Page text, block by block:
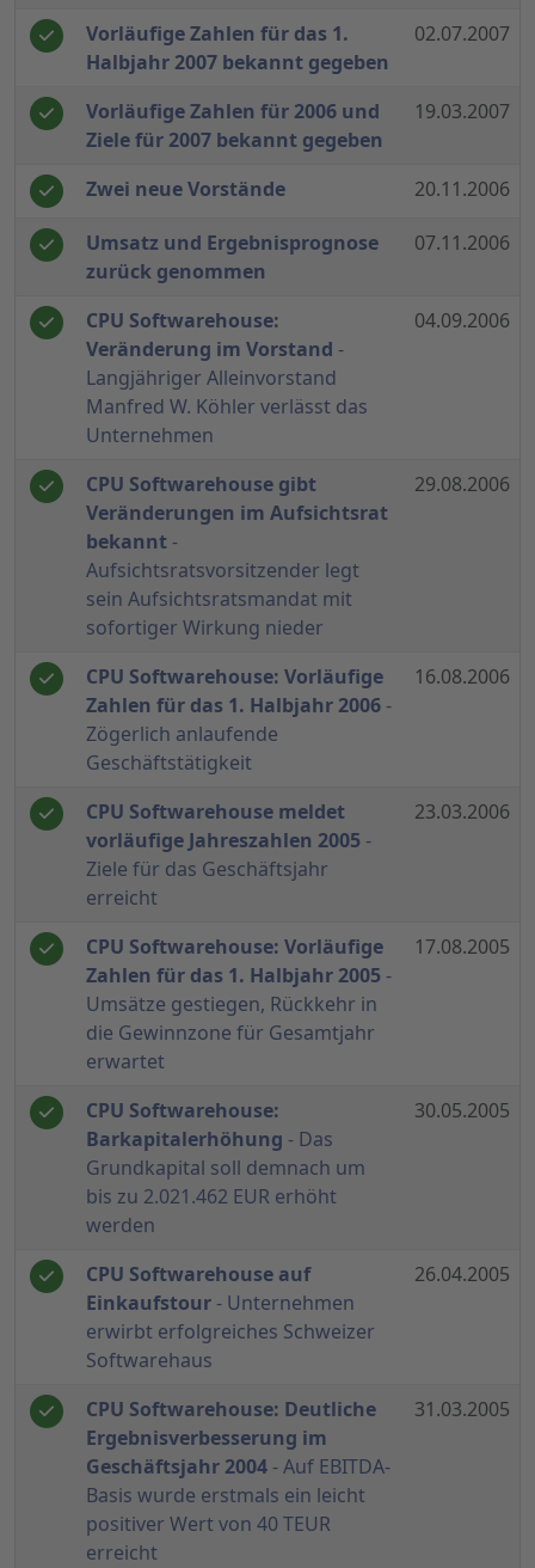
Vorläufige Zahlen für das 1.
Halbjahr 2007 bekannt gegeben
02.07.2007
Vorläufige Zahlen für 2006 und
Ziele für 2007 bekannt gegeben
19.03.2007
Zwei neue Vorstände 20.11.2006
Umsatz und Ergebnisprognose
zurück genommen
07.11.2006
CPU Softwarehouse:
Veränderung im Vorstand -
Langjähriger Alleinvorstand
Manfred W. Köhler verlässt das
Unternehmen
04.09.2006
CPU Softwarehouse gibt
Veränderungen im Aufsichtsrat
bekannt -
Aufsichtsratsvorsitzender legt
sein Aufsichtsratsmandat mit
sofortiger Wirkung nieder
29.08.2006
CPU Softwarehouse: Vorläufige
Zahlen für das 1. Halbjahr 2006-
Zögerlich anlaufende
Geschäftstätigkeit
16.08.2006
CPU Softwarehouse meldet
vorläufige Jahreszahlen 2005 -
Ziele für das Geschäftsjahr
erreicht
23.03.2006
CPU Softwarehouse: Vorläufige
Zahlen für das 1. Halbjahr 2005-
Umsätze gestiegen, Rückkehr in
die Gewinnzone für Gesamtjahr
erwartet
17.08.2005
CPU Softwarehouse:
Barkapitalerhöhung - Das
Grundkapital soll demnach um
bis zu 2.021.462 EUR erhöht
werden
30.05.2005
CPU Softwarehouse auf
Einkaufstour- Unternehmen
erwirbt erfolgreiches Schweizer
Softwarehaus
26.04.2005
CPU Softwarehouse: Deutliche
Ergebnisverbesserung im
Geschäftsjahr 2004 - Auf EBITDA-
Basis wurde erstmals ein leicht
positiver Wert von 40 TEUR
erreicht
31.03.2005